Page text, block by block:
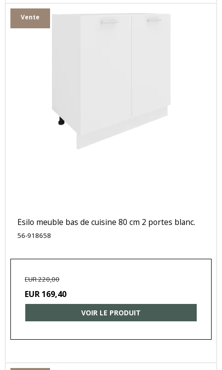
Vente
Esilo meuble bas de cuisine 80 cm 2 portes blanc.
56-918658
EUR 220,00
EUR 169,40
VOIR LE PRODUIT